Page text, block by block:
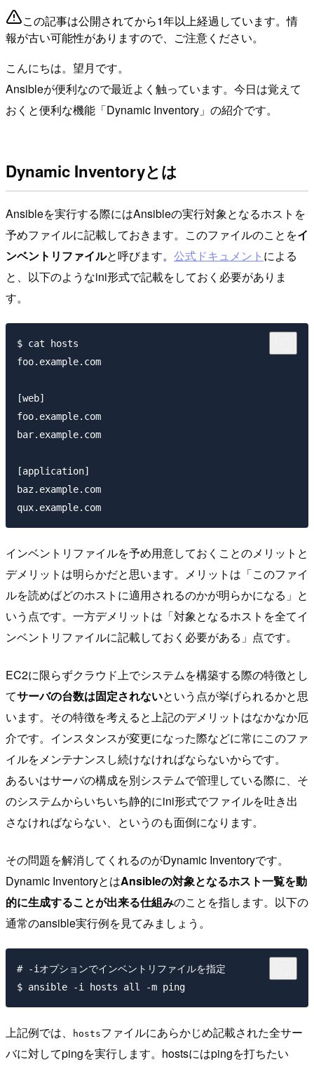
この記事は公開されてから1年以上経過しています。情
報が古い可能性がありますので、ご注意ください。
こんにちは。望月です。
Ansibleが便利なので最近よく触っています。今日は覚えて
おくと便利な機能「Dynamic Inventory」の紹介です。
Dynamic Inventoryとは
Ansibleを実行する際にはAnsibleの実行対象となるホストを
予めファイルに記載しておきます。このファイルのことをイ
ンベントリファイルと呼びます。 公式ドキュメント による
と、以下のようなini形式で記載をしておく必要がありま
す。
$ cat hosts
foo.example.com
[web]
foo.example.com
bar.example.com
[application]
baz.example.com
インベントリファイルを予め用意しておくことのメリットと
デメリットは明らかだと思います。メリットは「このファイ
ルを読めばどのホストに適用されるのかが明らかになる」と
いう点です。一方デメリットは「対象となるホストを全てイ
ンベントリファイルに記載しておく必要がある」点です。
EC2に限らずクラウド上でシステムを構築する際の特徴とし
てサーバの台数は固定されないという点が挙げられるかと思
います。その特徴を考えると上記のデメリットはなかなか厄
介です。インスタンスが変更になった際などに常にこのファ
イルをメンテナンスし続けなければならないからです。
あるいはサーバの構成を別システムで管理している際に、そ
のシステムからいちいち静的にini形式でファイルを吐き出
さなければならない、というのも面倒になります。
その問題を解消してくれるのがDynamic Inventoryです。
Dynamic InventoryとはAnsibleの対象となるホスト一覧を動
的に生成することが出来る仕組みのことを指します。以下の
通常のansible実行例を見てみましょう。
# -iオプションでインベントリファイルを指定
上記例では、 hostsファイルにあらかじめ記載された全サー
バに対してpingを実行します。hostsにはpingを打ちたい